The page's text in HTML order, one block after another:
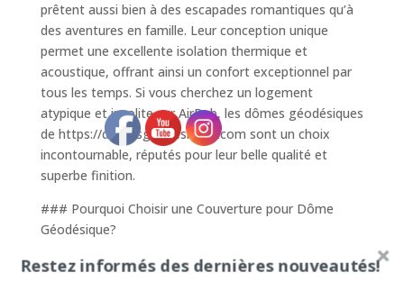
prêtent aussi bien à des escapades romantiques qu’à
des aventures en famille. Leur conception unique
permet une excellente isolation thermique et
acoustique, offrant ainsi un confort exceptionnel par
tous les temps. Si vous cherchez un logement
atypique et insolite sur AirBnb, les dômes géodésiques
de https://domesgeodesiques.com sont un choix
incontournable, réputés pour leur belle qualité et
superbe finition.
### Pourquoi Choisir une Couverture pour Dôme
Géodésique?
ajoute une couche supplémentaire de luxe et de
Restez informés des dernières nouveautés!